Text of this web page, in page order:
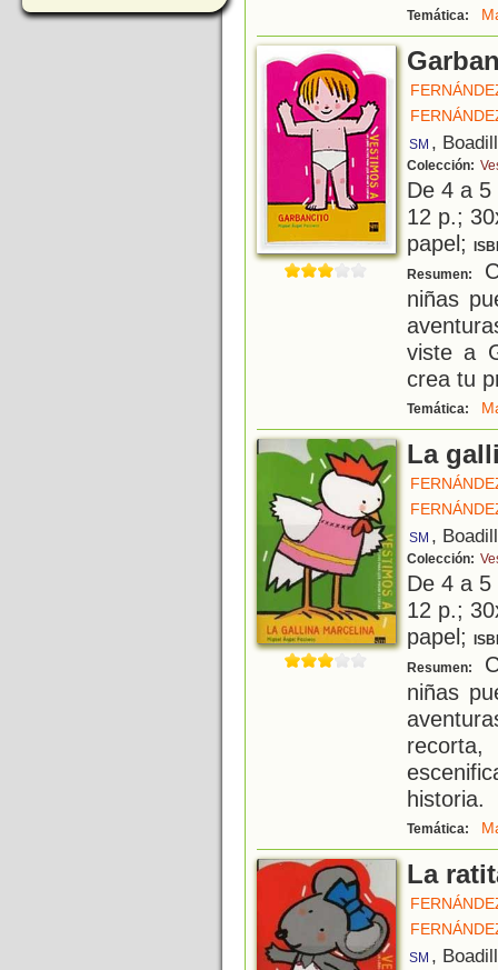
Temática:
SM ,
Colección:
De 4 a
12 p.;
papel;
Resumen:
niñas
viste a
crea tu
Temática:
La
SM ,
Colección:
De 4 a
12 p.;
papel;
Resumen:
niñas
historia.
Temática:
La
SM ,